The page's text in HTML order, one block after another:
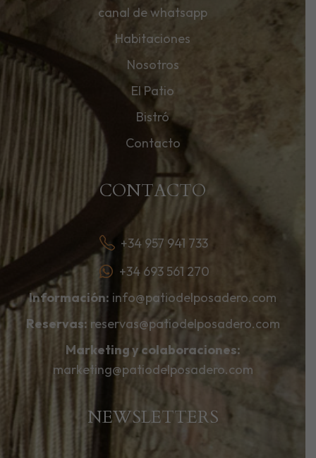
canal de whatsapp
Habitaciones
Nosotros
El Patio
Bistró
Contacto
CONTACTO
+34 957 941 733
+34 693 561 270
Información: info@patiodelposadero.com
Reservas: reservas@patiodelposadero.com
Marketing y colaboraciones:
marketing@patiodelposadero.com
NEWSLETTERS